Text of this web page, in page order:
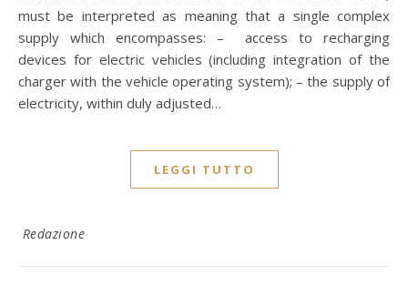
must be interpreted as meaning that a single complex
supply which encompasses: – access to recharging
devices for electric vehicles (including integration of the
charger with the vehicle operating system); – the supply of
electricity, within duly adjusted…
LEGGI TUTTO
Redazione